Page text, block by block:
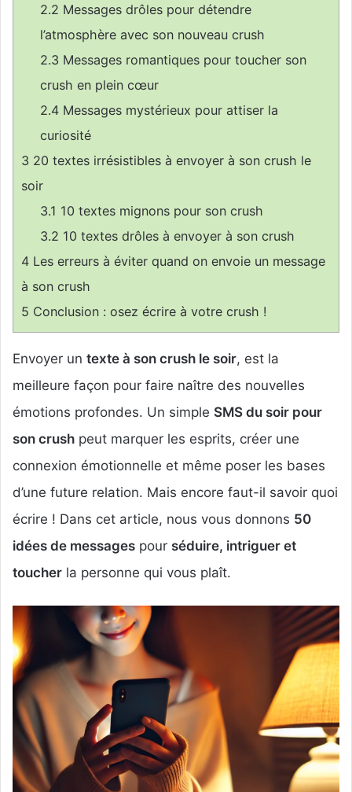
2.2 Messages drôles pour détendre
l’atmosphère avec son nouveau crush
2.3 Messages romantiques pour toucher son
crush en plein cœur
2.4 Messages mystérieux pour attiser la
curiosité
3 20 textes irrésistibles à envoyer à son crush le
soir
3.1 10 textes mignons pour son crush
3.2 10 textes drôles à envoyer à son crush
4 Les erreurs à éviter quand on envoie un message
à son crush
5 Conclusion : osez écrire à votre crush !
Envoyer un texte à son crush le soir, est la
meilleure façon pour faire naître des nouvelles
émotions profondes. Un simple SMS du soir pour
son crush peut marquer les esprits, créer une
connexion émotionnelle et même poser les bases
d’une future relation. Mais encore faut-il savoir quoi
écrire ! Dans cet article, nous vous donnons 50
idées de messages pour séduire, intriguer et
toucher la personne qui vous plaît.